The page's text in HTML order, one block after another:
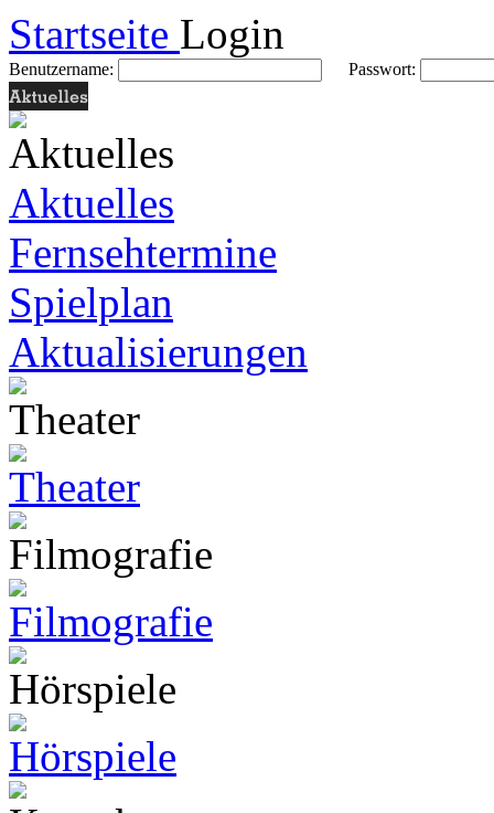
Startseite Login
Benutzername: Passwort:
Aktuelles
Fernsehtermine
Spielplan
Aktualisierungen